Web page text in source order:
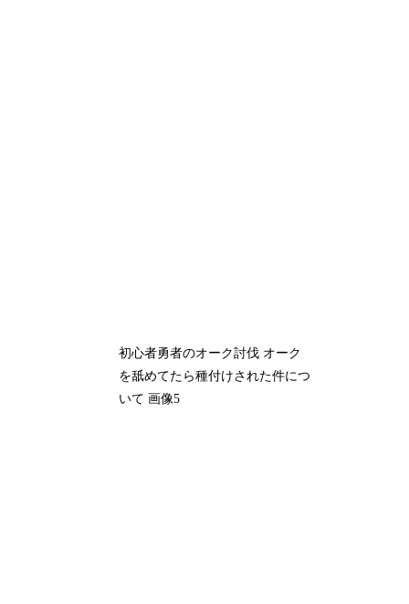
初心者勇者のオーク討伐 オーク
を舐めてたら種付けされた件につ
いて 画像5